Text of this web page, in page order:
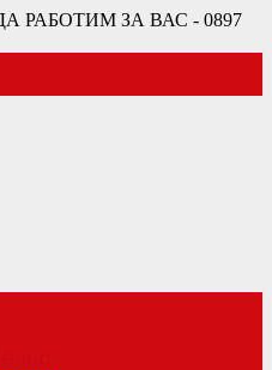
РАБОТИМ ЗА ВАС - 0897